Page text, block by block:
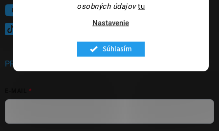
osobných údajov tu
Nastavenie
Súhlasím
Sledujte nás na YouTube
@panakeia_kozmetika
PRIHLÁSENIE